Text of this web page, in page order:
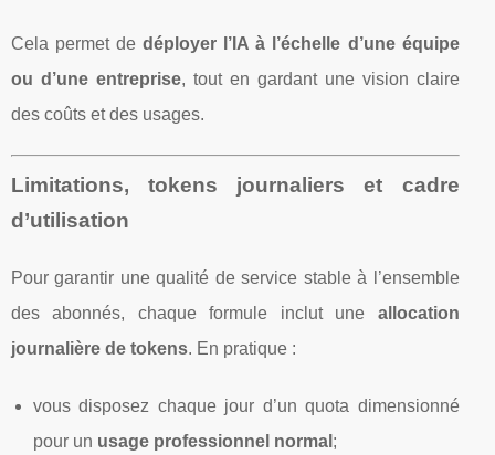
Cela permet dedéployer l’IA à l’échelle d’une équipe
ou d’une entreprise, tout en gardant une vision claire
des coûts et des usages.
Limitations, tokens journaliers et cadre
d’utilisation
Pour garantir une qualité de service stable à l’ensemble
des abonnés, chaque formule inclut une allocation
journalière de tokens. En pratique :
vous disposez chaque jour d’un quota dimensionné
pour un usage professionnel normal ;